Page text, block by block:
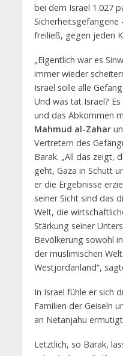
bei dem Israel 1.027
Sicherheitsgefangene
freiließ, gegen jeden
„Eigentlich war es
immer wieder
Israel solle alle
Und was tat Israel?
und das Abkommen
Mahmud al-Zahar
Vertretern des
Barak. „All das zeigt,
geht, Gaza in Schutt
er die Ergebnisse
seiner Sicht sind das
Welt, die
Stärkung seiner
Bevölkerung sowohl
der muslimischen
Westjordanland“,
In Israel fühle er sich
Familien der Geiseln
an Netanjahu
Letztlich, so Barak,